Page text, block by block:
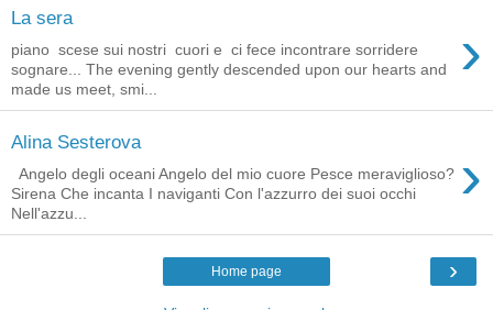
La sera ›
piano scese sui nostri cuori e ci fece incontrare sorridere
sognare... The evening gently descended upon our hearts and
made us meet, smi...
Alina Sesterova ›
Angelo degli oceani Angelo del mio cuore Pesce meraviglioso?
Sirena Che incanta I naviganti Con l'azzurro dei suoi occhi
Nell'azzu...
›
Home page